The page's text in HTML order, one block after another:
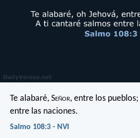
Te alabaré, Señor, entre los pueblos;
entre las naciones.
Salmo 108:3 - NVI